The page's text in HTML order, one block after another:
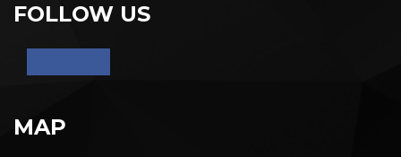
FOLLOW US
MAP